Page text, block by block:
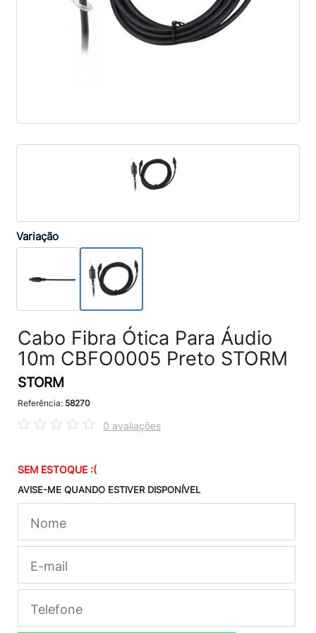
Variação
Cabo Fibra Ótica Para Áudio
10m CBFO0005 Preto STORM
STORM
Referência: 58270
0 avaliações
SEM ESTOQUE :(
AVISE-ME QUANDO ESTIVER DISPONÍVEL